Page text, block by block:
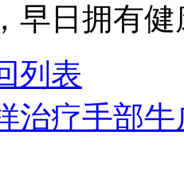
早日拥有健
列表
治疗手部牛